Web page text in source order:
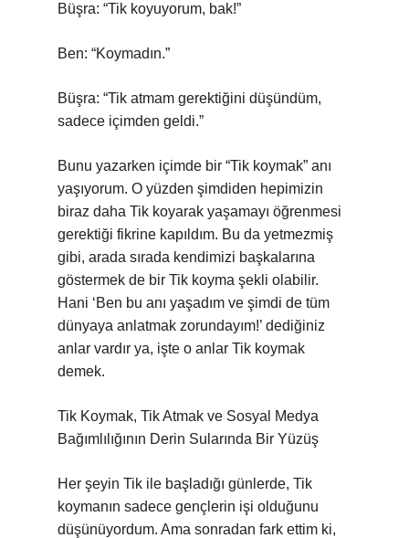
Büşra: “Tik koyuyorum, bak!”
Ben: “Koymadın.”
Büşra: “Tik atmam gerektiğini düşündüm,
sadece içimden geldi.”
Bunu yazarken içimde bir “Tik koymak” anı
yaşıyorum. O yüzden şimdiden hepimizin
biraz daha Tik koyarak yaşamayı öğrenmesi
gerektiği fikrine kapıldım. Bu da yetmezmiş
gibi, arada sırada kendimizi başkalarına
göstermek de bir Tik koyma şekli olabilir.
Hani ‘Ben bu anı yaşadım ve şimdi de tüm
dünyaya anlatmak zorundayım!’ dediğiniz
anlar vardır ya, işte o anlar Tik koymak
demek.
Tik Koymak, Tik Atmak ve Sosyal Medya
Bağımlılığının Derin Sularında Bir Yüzüş
Her şeyin Tik ile başladığı günlerde, Tik
koymanın sadece gençlerin işi olduğunu
düşünüyordum. Ama sonradan fark ettim ki,